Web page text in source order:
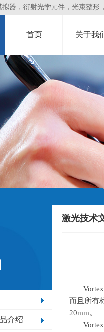
器，衍射光学元件，光束整形
首页 关于我
介绍
激光技术
而且 所有
20mm。